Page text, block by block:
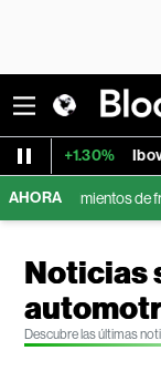
Ibov
AHORA de fracaso,
Noticias
Descubre las últimas